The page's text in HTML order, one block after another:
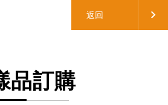
返回
品訂購